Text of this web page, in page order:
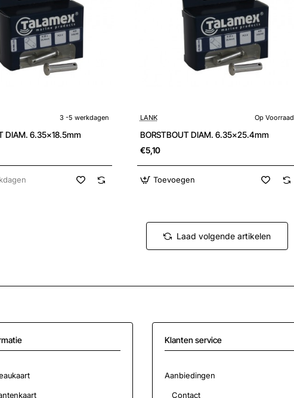
3 -5 werkdagen
DIAM. 6.35x18.5mm
LANK Op Voorraad
BORSTBOUT DIAM. 6.35x25.4mm
€5,10
Toevoegen
Laad volgende artikelen
Klanten service
Aanbiedingen
Contact